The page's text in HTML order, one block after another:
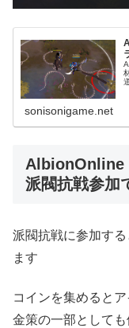
sonisonigame.net
AlbionOnline
派閥抗戦参加
派閥抗戦に参加す
ます
コインを集めると
金策の一部としても